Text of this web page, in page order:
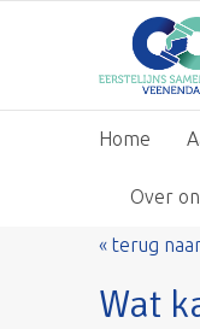
Home
Over
« terug
Wat